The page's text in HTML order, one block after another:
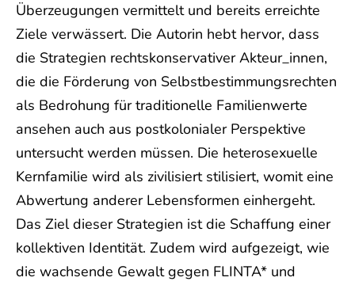
Überzeugungen vermittelt und bereits erreichte
Ziele verwässert. Die Autorin hebt hervor, dass
die Strategien rechtskonservativer Akteur_innen,
die die Förderung von Selbstbestimmungsrechten
als Bedrohung für traditionelle Familienwerte
ansehen auch aus postkolonialer Perspektive
untersucht werden müssen. Die heterosexuelle
Kernfamilie wird als zivilisiert stilisiert, womit eine
Abwertung anderer Lebensformen einhergeht.
Das Ziel dieser Strategien ist die Schaffung einer
kollektiven Identität. Zudem wird aufgezeigt, wie
die wachsende Gewalt gegen FLINTA* und